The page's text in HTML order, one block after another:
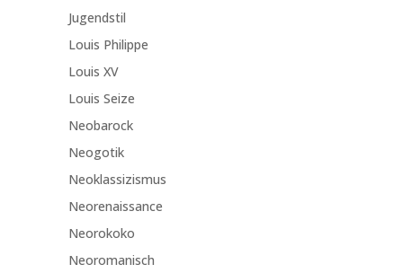
Jugendstil
Louis Philippe
Louis XV
Louis Seize
Neobarock
Neogotik
Neoklassizismus
Neorenaissance
Neorokoko
Neoromanisch